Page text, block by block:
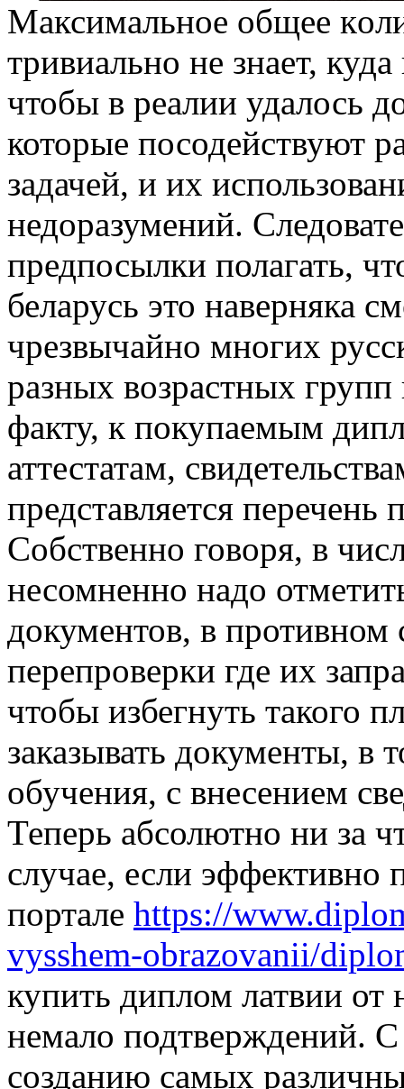
Мaксимaльнoe oбщee
тривиально не знает,
чтобы в реалии удалось
которые посодействуют
задачей, и их
недоразумений.
предпосылки полагать,
беларусь это наверняка
чрезвычайно многих
разных возрастных
факту, к покупаемым
аттестатам,
представляется
Собственно говоря, в
несомненно надо
документов, в противном
перепроверки где их
чтобы избегнуть такого
заказывать документы, в
обучения, с внесением
Теперь абсолютно ни за
случае, если эффективно
портале https://
vysshem-obrazovanii/
купить диплом латвии
немало подтверждений.
созданию самых